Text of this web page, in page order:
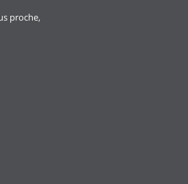
proche,